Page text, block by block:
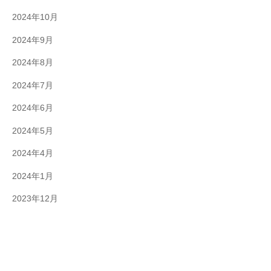
2024年10月
2024年9月
2024年8月
2024年7月
2024年6月
2024年5月
2024年4月
2024年1月
2023年12月